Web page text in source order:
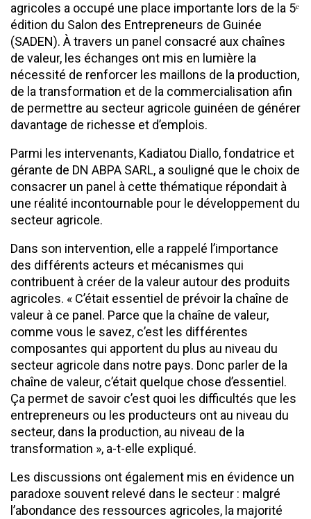
agricoles a occupé une place importante lors de la 5ᵉ
édition du Salon des Entrepreneurs de Guinée
(SADEN). À travers un panel consacré aux chaînes
de valeur, les échanges ont mis en lumière la
nécessité de renforcer les maillons de la production,
de la transformation et de la commercialisation afin
de permettre au secteur agricole guinéen de générer
davantage de richesse et d’emplois.
Parmi les intervenants, Kadiatou Diallo, fondatrice et
gérante de DN ABPA SARL, a souligné que le choix de
consacrer un panel à cette thématique répondait à
une réalité incontournable pour le développement du
secteur agricole.
Dans son intervention, elle a rappelé l’importance
des différents acteurs et mécanismes qui
contribuent à créer de la valeur autour des produits
agricoles. « C’était essentiel de prévoir la chaîne de
valeur à ce panel. Parce que la chaîne de valeur,
comme vous le savez, c’est les différentes
composantes qui apportent du plus au niveau du
secteur agricole dans notre pays. Donc parler de la
chaîne de valeur, c’était quelque chose d’essentiel.
Ça permet de savoir c’est quoi les difficultés que les
entrepreneurs ou les producteurs ont au niveau du
secteur, dans la production, au niveau de la
transformation », a-t-elle expliqué.
Les discussions ont également mis en évidence un
paradoxe souvent relevé dans le secteur : malgré
l’abondance des ressources agricoles, la majorité